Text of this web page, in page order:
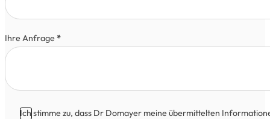
Ihre Anfrage*
Ich stimme zu, dass Dr Domayer meine übermittelten